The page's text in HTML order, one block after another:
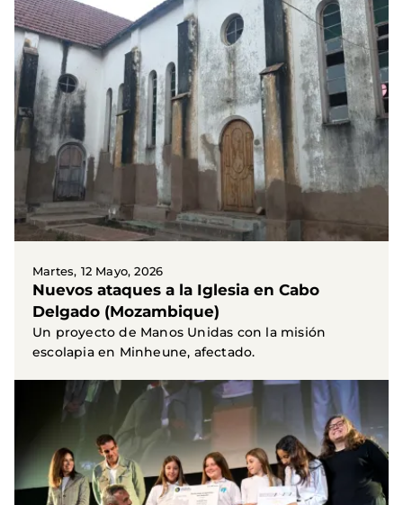
Martes, 12 Mayo, 2026
Nuevos ataques a la Iglesia en Cabo
Delgado (Mozambique)
Un proyecto de Manos Unidas con la misión
escolapia en Minheune, afectado.